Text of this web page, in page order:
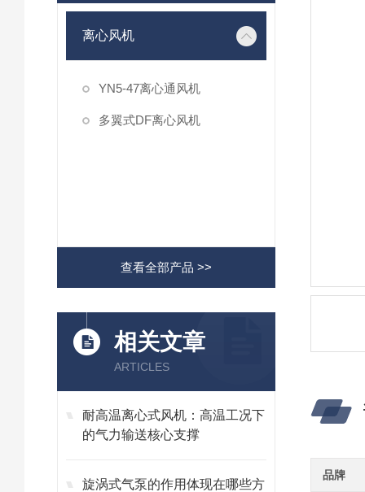
离心风机
YN5-47离心通风机
多翼式DF离心风机
查看全部产品 >>
相关文章
ARTICLES
耐高温离心式风机：高温工况下
的气力输送核心支撑
旋涡式气泵的作用体现在哪些方
品牌